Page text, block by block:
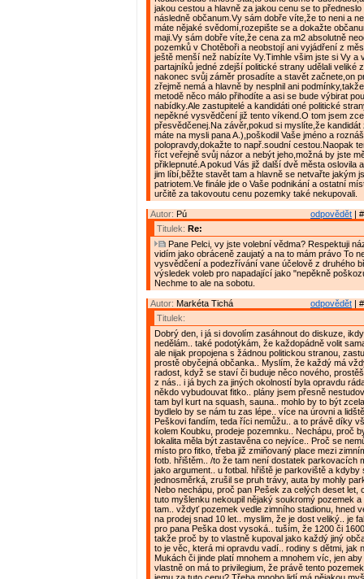
jakou cestou a hlavně za jakou cenu se to předneslo
následně občanum.Vy sám dobře víte,že to neni a
máte nějaké svědomí,rozepište se a dokažte
maji.Vy sám dobře víte,že cena za m2 absolutně
pozemků v Chotěboři a neobstojí ani vyjádření z
ještě menší než nabízíte Vy.Timhle všim jste si Vy a
partajníků jedné zdejší politické strany udělali veliké
nakonec svůj záměr prosadíte a stavět začnete,on
zřejmě nemá a hlavně by nesplnil ani
metodě něco málo přihodíte a asi se bude výbirat
nabídky.Ale zastupitelé a kandidáti oné politické
nepěkné vysvědčení již tento víkend.O tom jsem
přesvědčenej.Na závěr,pokud si myslíte,že kandidát
máte na mysli pana A.),poškodil Vaše jméno a
polopravdy,dokažte to např.soudní cestou.Naopak
říct veřejně svůj názor a nebýt jeho,možná by jste
přiklepnuté.A pokud Vás již další dvě města oslovila
jim líbí,běžte stavět tam a hlavně se netvařte jakým
patriotem.Ve finále jde o Vaše podnikání a ostatní
určitě za takovoutu cenu pozemky také nekupovali.
odpovědět |
Autor: Pú
Titulek: Re:
Pane Pelci, vy jste volební vědma? Respektuji
vidím jako obráceně zaujatý a na to mám právo To
vysvědčení a podezřívání vane účelově z druhého
výsledek voleb pro napadající jako "nepěkně
Nechme to ale na sobotu.
odpovědět |
Autor: Markéta Tichá
Titulek:
Dobrý den, i já si dovolím zasáhnout do diskuze,
nedělám.. také podotýkám, že každopádně volit
ale nijak propojena s žádnou politickou stranou,
prostě obyčejná občanka.. Myslím, že každý má
radost, když se staví či buduje něco nového,
z nás.. i já bych za jiných okolností byla opravdu
někdo vybudouvat fitko.. plány jsem přesně
tam byl kurt na squash, sauna.. mohlo by to být
bydlelo by se nám tu zas lépe.. více na úrovni a
Peškovi fandím, teda říci nemůžu.. a to právě díky
kolem Koubku, prodeje pozemnku.. Nechápu, proč
lokalita měla být zastavěna co nejvíce.. Proč se
místo pro fitko, třeba již zmiňovaný place mezi
fotb. hřištěm.. /to že tam není dostatek parkovacích
jako argument.. u fotbal. hřiště je parkoviště a kdyby
jednosměrká, zrušil se pruh trávy, auta by mohly
Nebo nechápu, proč pan Pešek za celých deset let,
tuto myšlenku nekoupil nějaký soukromý pozemek a
tam.. vždyť pozemek vedle zimního stadionu, hned
na prodej snad 10 let.. myslim, že je dost veliký.. je
pro pana Peška dost vysoká.. tuším, že 1200 či
takže proč by to vlastně kupoval jako každý jiný
to je věc, která mi opravdu vadí.. rodiny s dětmi, jak
Mukách či jinde platí mnohem a mnohem víc, jen
vlastně on má to privilegium, že právě tento